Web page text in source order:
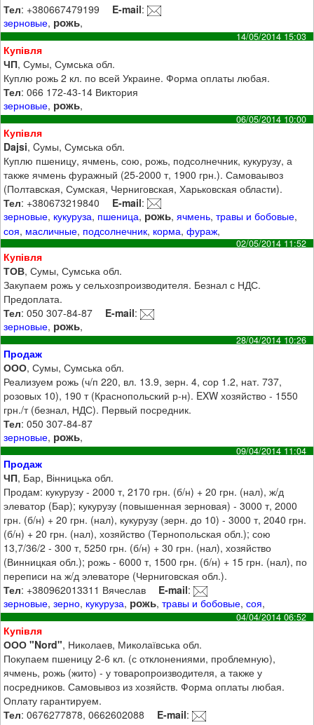
Тел: +380667479199 E-mail:
зерновые, рожь,
14/05/2014 15:03
Купівля
ЧП, Сумы, Сумська обл.
Куплю рожь 2 кл. по всей Украине. Форма оплаты любая.
Тел: 066 172-43-14 Виктория
зерновые, рожь,
06/05/2014 10:00
Купівля
Dajsi, Cумы, Сумська обл.
Куплю пшеницу, ячмень, сою, рожь, подсолнечник, кукурузу, а
также ячмень фуражный (25-2000 т, 1900 грн.). Самоваывоз
(Полтавская, Сумская, Черниговская, Харьковская области).
Тел: +380673219840 E-mail:
зерновые, кукуруза, пшеница, рожь,ячмень,травы и бобовые,
соя, масличные, подсолнечник, корма,фураж,
02/05/2014 11:52
Купівля
ТОВ, Сумы, Сумська обл.
Закупаем рожь у сельхозпроизводителя. Безнал с НДС.
Предоплата.
Тел: 050 307-84-87 E-mail:
зерновые, рожь,
28/04/2014 10:26
Продаж
ООО, Сумы, Сумська обл.
Реализуем рожь (ч/п 220, вл. 13.9, зерн. 4, сор 1.2, нат. 737,
розовых 10), 190 т (Краснопольский р-н). EXW хозяйство - 1550
грн./т (безнал, НДС). Первый посредник.
Тел: 050 307-84-87
зерновые, рожь,
09/04/2014 11:04
Продаж
ЧП, Бар, Вінницька обл.
Продам: кукурузу - 2000 т, 2170 грн. (б/н) + 20 грн. (нал), ж/д
элеватор (Бар); кукурузу (повышенная зерновая) - 3000 т, 2000
грн. (б/н) + 20 грн. (нал), кукурузу (зерн. до 10) - 3000 т, 2040 грн.
(б/н) + 20 грн. (нал), хозяйство (Тернопольская обл.); сою
13,7/36/2 - 300 т, 5250 грн. (б/н) + 30 грн. (нал), хозяйство
(Винницкая обл.); рожь - 6000 т, 1500 грн. (б/н) + 15 грн. (нал), по
переписи на ж/д элеваторе (Черниговская обл.).
Тел: +380962013311 Вячеслав E-mail:
зерновые,зерно, кукуруза, рожь,травы и бобовые,соя,
04/04/2014 06:52
Купівля
ООО "Nord", Николаев, Миколаївська обл.
Покупаем пшеницу 2-6 кл. (с отклонениями, проблемную),
ячмень, рожь (жито) - у товаропроизводителя, а также у
посредников. Самовывоз из хозяйств. Форма оплаты любая.
Оплату гарантируем.
Тел: 0676277878, 0662602088 E-mail: